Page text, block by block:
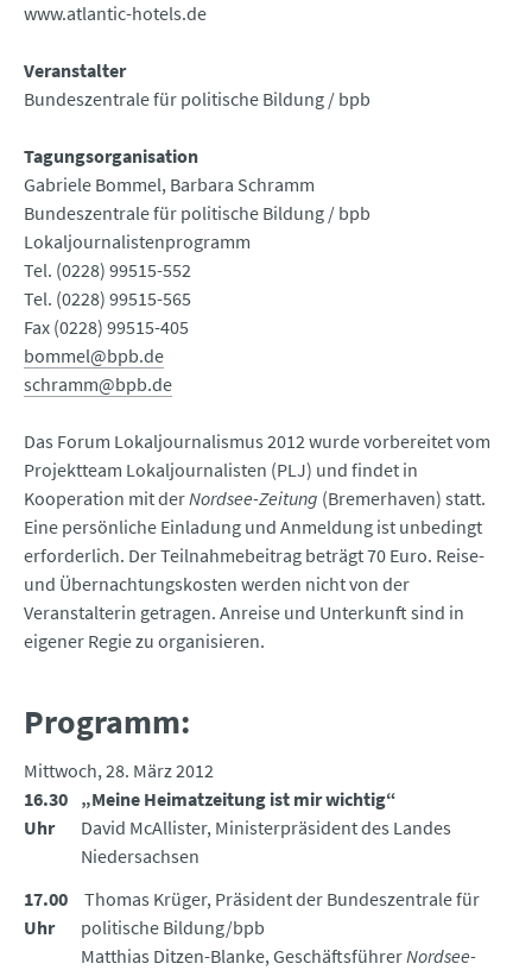
www.atlantic-hotels.de
Veranstalter
Bundeszentrale für politische Bildung / bpb
Tagungsorganisation
Gabriele Bommel, Barbara Schramm
Bundeszentrale für politische Bildung / bpb
Lokaljournalistenprogramm
Tel. (0228) 99515-552
Tel. (0228) 99515-565
Fax (0228) 99515-405
bommel@bpb.de
schramm@bpb.de
Das Forum Lokaljournalismus 2012 wurde vorbereitet vom
Projektteam Lokaljournalisten (PLJ) und findet in
Kooperation mit derNordsee-Zeitung (Bremerhaven) statt.
Eine persönliche Einladung und Anmeldung ist unbedingt
erforderlich. Der Teilnahmebeitrag beträgt 70 Euro. Reise-
und Übernachtungskosten werden nicht von der
Veranstalterin getragen. Anreise und Unterkunft sind in
eigener Regie zu organisieren.
Programm:
Mittwoch, 28. März 2012
16.30
Uhr
„Meine Heimatzeitung ist mir wichtig“
David McAllister, Ministerpräsident des Landes
Niedersachsen
17.00
Uhr
Thomas Krüger, Präsident der Bundeszentrale für
politische Bildung/bpb
Matthias Ditzen-Blanke, GeschäftsführerNordsee-